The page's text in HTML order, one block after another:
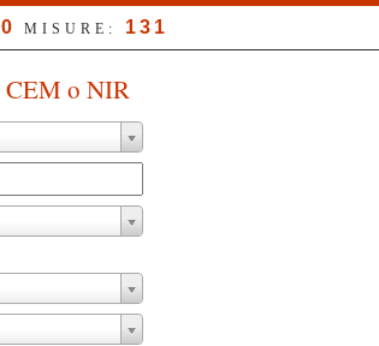
MISURE: 131
CEM o NIR